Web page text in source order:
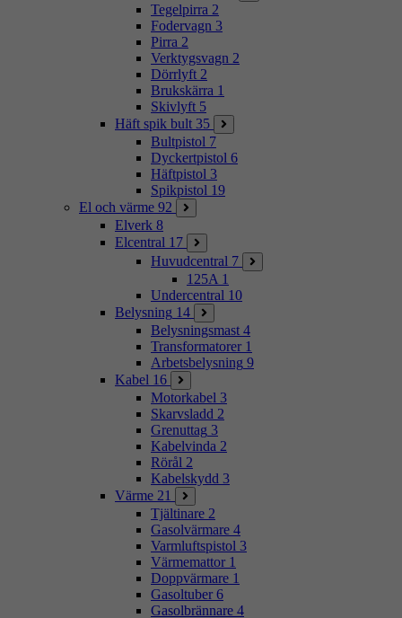
Tegelpirra 2
Fodervagn 3
Pirra 2
Verktygsvagn 2
Dörrlyft 2
Brukskärra 1
Skivlyft 5
Häft spik bult 35
Bultpistol 7
Dyckertpistol 6
Häftpistol 3
Spikpistol 19
El och värme 92
Elverk 8
Elcentral 17
Huvudcentral 7
125A 1
Undercentral 10
Belysning 14
Belysningsmast 4
Transformatorer 1
Arbetsbelysning 9
Kabel 16
Motorkabel 3
Skarvsladd 2
Grenuttag 3
Kabelvinda 2
Rörål 2
Kabelskydd 3
Värme 21
Tjältinare 2
Gasolvärmare 4
Varmluftspistol 3
Värmemattor 1
Doppvärmare 1
Gasoltuber 6
Gasolbrännare 4